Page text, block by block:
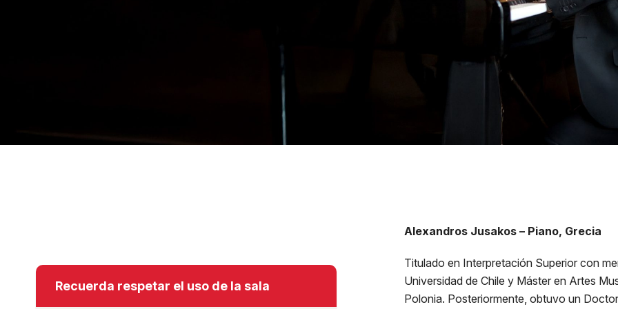
Alexandros Jusakos – Piano, Grecia
Titulado en Interpretación Superior con
Universidad de Chile y Máster en Artes
Polonia. Posteriormente, obtuvo un
Recuerda respetar el uso de la sala